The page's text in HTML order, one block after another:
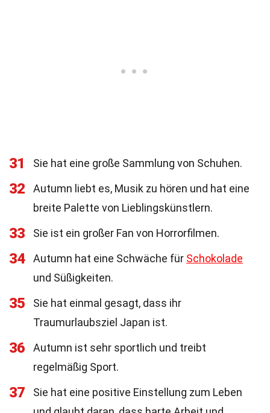
31 Sie hat eine große Sammlung von Schuhen.
32
Autumn liebt es, Musik zu hören und hat eine
breite Palette von Lieblingskünstlern.
33 Sie ist ein großer Fan von Horrorfilmen.
34 Autumn hat eine Schwäche für Schokolade
und Süßigkeiten.
35
Sie hat einmal gesagt, dass ihr
Traumurlaubsziel Japan ist.
36
Autumn ist sehr sportlich und treibt
regelmäßig Sport.
37
Sie hat eine positive Einstellung zum Leben